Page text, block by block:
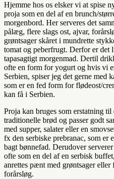
Hjemme hos os elsker vi at spise
proja som en del af en brunch/
morgenbord. Her serveres det
pålæg, flere slags ost, ajvar,
grøntsager skåret i mundrette
tomat og peberfrugt. Derfor er det
tapasagtigt morgenmad. Dertil
ofte en form for yogurt og hvis vi
Serbien, spiser jeg det gerne med
som er en fed form for flødeost/
kan få i Serbien.
Proja kan bruges som erstatning til
traditionelle brød og passer godt
med supper, salater eller en
fx den serbiske prebranac, som er
bagt bønnefad. Derudover
ofte som en del af en serbisk
anrettes pænt med grøntsager eller
forårsløg.